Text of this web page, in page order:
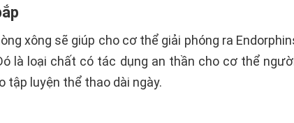
xông sẽ giúp cho cơ thể giải phóng ra
là loại chất có tác dụng an thần cho cơ thể
tập luyện thể thao dài ngày.